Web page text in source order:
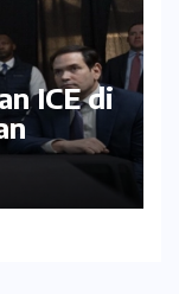
ICE di